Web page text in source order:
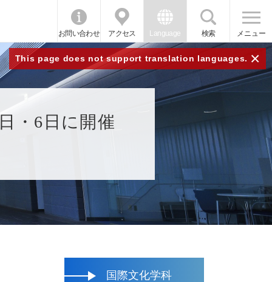
お問い合わせ アクセス Language 検索 メニュー
This page does not support translation languages. ×
・6日に開催
国際文化学科